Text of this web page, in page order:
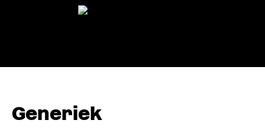
Generiek